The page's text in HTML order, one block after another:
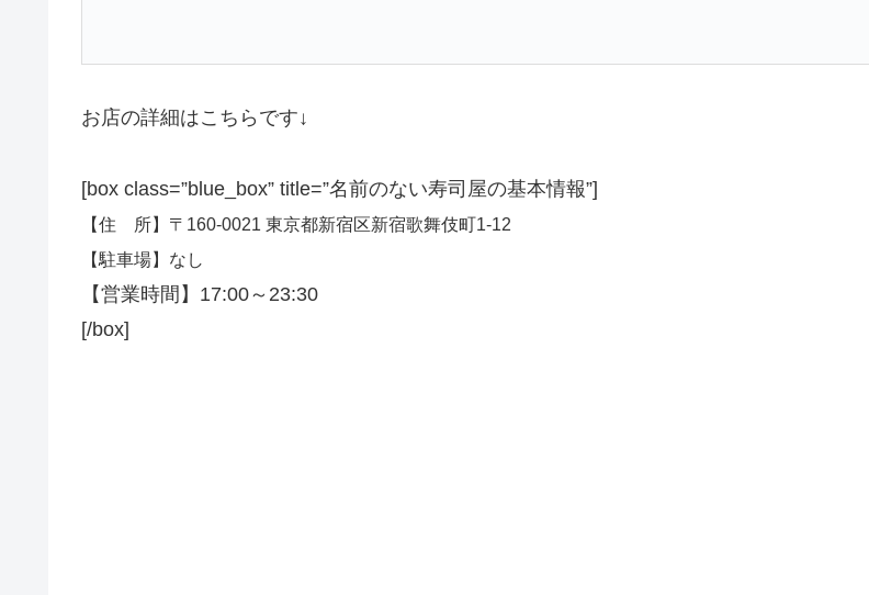
お店の詳細はこちらです↓
[box class=”blue_box” title=”名前のない寿司屋の基本情報”]
【住 所】〒160-0021 東京都新宿区新宿歌舞伎町1-12
【駐車場】なし
【営業時間】17:00～23:30
[/box]